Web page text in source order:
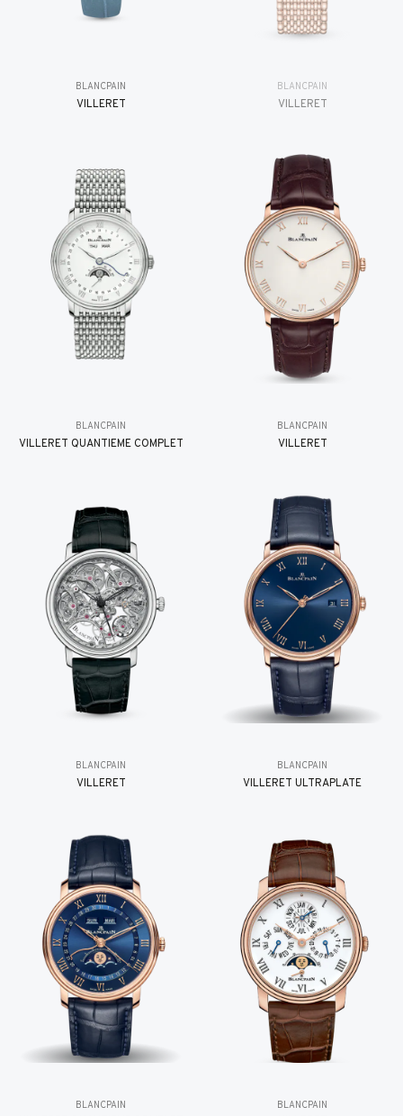
BLANCPAIN
VILLERET
BLANCPAIN
VILLERET
BLANCPAIN
VILLERET QUANTIÈME COMPLET
BLANCPAIN
VILLERET
BLANCPAIN
VILLERET
BLANCPAIN
VILLERET ULTRAPLATE
BLANCPAIN BLANCPAIN